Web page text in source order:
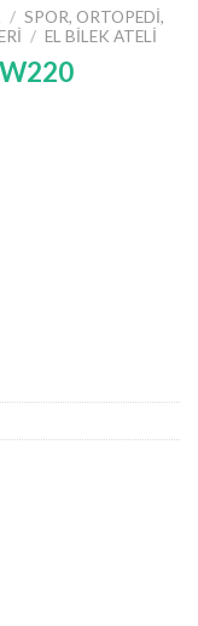
/ SPOR, ORTOPEDI,
/ EL BILEK ATELI